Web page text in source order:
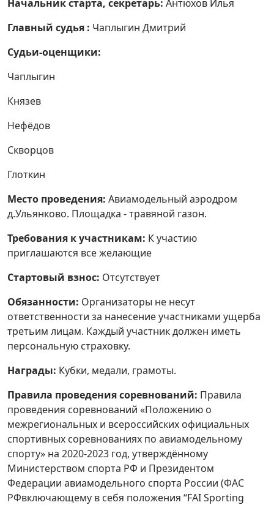
Начальник старта, секретарь: Антюхов Илья
Главный судья : Чаплыгин Дмитрий
Судьи-оценщики:
Чаплыгин
Князев
Нефёдов
Скворцов
Глоткин
Место проведения: Авиамодельный аэродром
д.Ульянково. Площадка - травяной газон.
Требования к участникам: К участию
приглашаются все желающие
Стартовый взнос: Отсутствует
Обязанности: Организаторы не несут
ответственности за нанесение участниками ущерба
третьим лицам. Каждый участник должен иметь
персональную страховку.
Награды: Кубки, медали, грамоты.
Правила проведения соревнований: Правила
проведения соревнований «Положению о
межрегиональных и всероссийских официальных
спортивных соревнованиях по авиамодельному
спорту» на 2020-2023 год, утверждённому
Министерством спорта РФ и Президентом
Федерации авиамодельного спорта России (ФАС
РФвключающему в себя положения “FAI Sporting